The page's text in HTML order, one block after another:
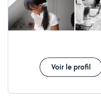
Voir le profil